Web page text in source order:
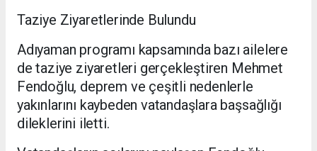
Taziye Ziyaretlerinde Bulundu
Adıyaman programı kapsamında bazı ailelere
de taziye ziyaretleri gerçekleştiren Mehmet
Fendoğlu, deprem ve çeşitli nedenlerle
yakınlarını kaybeden vatandaşlara başsağlığı
dileklerini iletti.